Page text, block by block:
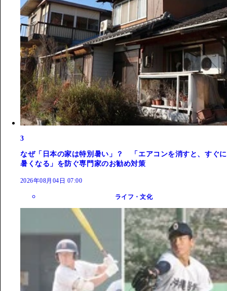
3
なぜ「日本の家は特別暑い」？ 「エアコンを消すと、すぐに
暑くなる」を防ぐ専門家のお勧め対策
2026年08月04日 07:00
ライフ・文化